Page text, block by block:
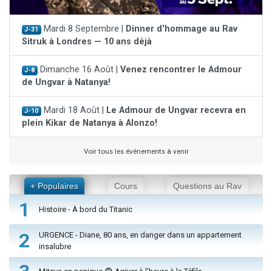
J-31 Mardi 8 Septembre |
Dinner d'hommage au Rav
Sitruk à Londres — 10 ans déjà
J-8 Dimanche 16 Août | Venez rencontrer le Admour
de Ungvar à Natanya!
J-10 Mardi 18 Août |
Le Admour de Ungvar recevra en
plein Kikar de Natanya à Alonzo!
Voir tous les événements à venir
+ Populaires Cours Questions au Rav
1 Histoire - À bord du Titanic
2
URGENCE - Diane, 80 ans, en danger dans un appartement
insalubre